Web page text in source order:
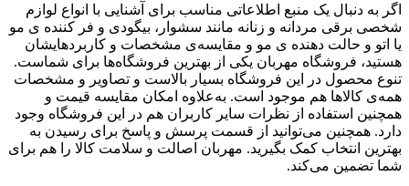
اگر به دنبال یک منبع اطلاعاتی مناسب برای آشنایی با انواع لوازم
شخصی برقی مردانه و زنانه مانند سشوار، بیگودی و فر کننده ی مو
یا اتو و حالت دهنده ی مو و مقایسه‌ی مشخصات و کاربردهایشان
هستید، فروشگاه مهربان یکی از بهترین فروشگاه‌ها برای شماست.
تنوع محصول در این فروشگاه بسیار بالاست و تصاویر و مشخصات
همه‌ی کالاها هم موجود است. به‌علاوه امکان مقایسه قیمت و
همچنین استفاده از نظرات سایر کاربران هم در این فروشگاه وجود
دارد. همچنین می‌توانید از قسمت پرسش و پاسخ برای رسیدن به
بهترین انتخاب کمک بگیرید. مهربان اصالت و سلامت کالا را هم برای
شما تضمین می‌کند.